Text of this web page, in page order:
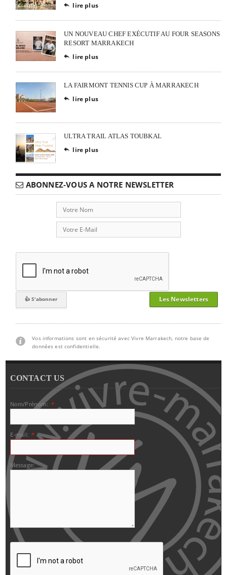
 lire plus
UN NOUVEAU CHEF EXÉCUTIF AU FOUR SEASONS
RESORT MARRAKECH
 lire plus
LA FAIRMONT TENNIS CUP À MARRAKECH
 lire plus
ULTRA TRAIL ATLAS TOUBKAL
 lire plus
ABONNEZ-VOUS A NOTRE NEWSLETTER
Les Newsletters
Vos informations sont en sécurité avec Vivre Marrakech, notre base de
données est confidentielle.
CONTACT US
Nom/Prénom: *
E-mail: *
Message: